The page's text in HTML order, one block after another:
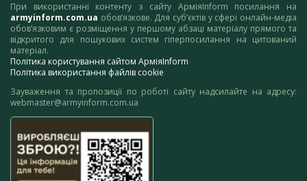
При використанні контенту з сайту АрміяInform посилання на
armyinform.com.ua обов’язкове. Для суб’єктів у сфері онлайн-медіа
обов’язковим є розміщення у першому абзаці матеріалу прямого та
відкритого для пошукових систем гіперпосилання на цитований
матеріал.
Політика користування сайтом АрміяInform
Політика використання файлів cookie
Зауваження та пропозиції по роботі сайту надсилайте на адресу:
webmaster@armyinform.com.ua